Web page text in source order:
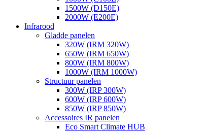
1500W (D150E)
2000W (E200E)
Infrarood
Gladde panelen
320W (IRM 320W)
650W (IRM 650W)
800W (IRM 800W)
1000W (IRM 1000W)
Structuur panelen
300W (IRP 300W)
600W (IRP 600W)
850W (IRP 850W)
Accessoires IR panelen
Eco Smart Climate HUB